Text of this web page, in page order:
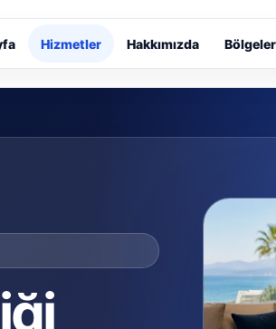
Hizmetler Hakkımızda Bölgeler